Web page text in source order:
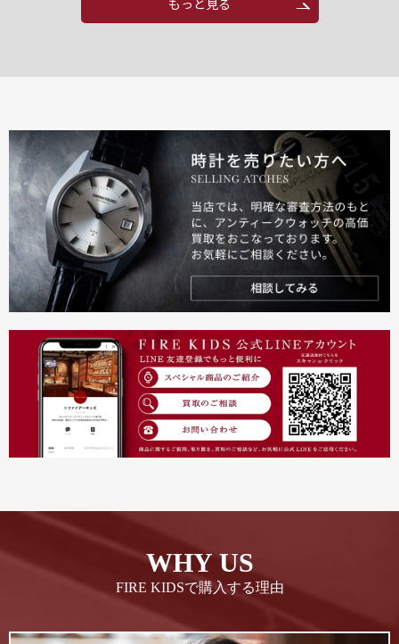
もっと見る
WHY US
FIRE KIDSで購入する理由